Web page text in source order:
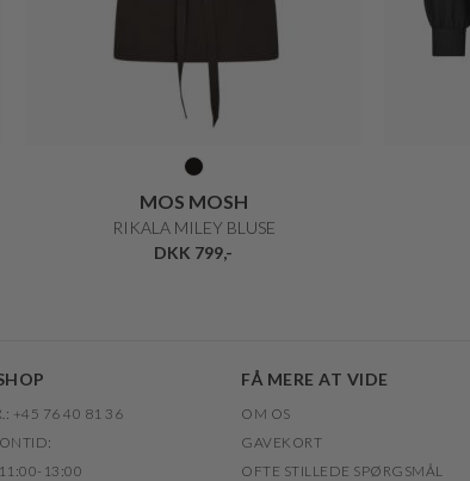
MOS MOSH
RIKALA MILEY BLUSE
DKK 799,-
+45 76 40 81 36
13:00
FÅ MERE AT VIDE
OM OS
GAVEKORT
OFTE STILLEDE SPØRGSMÅL